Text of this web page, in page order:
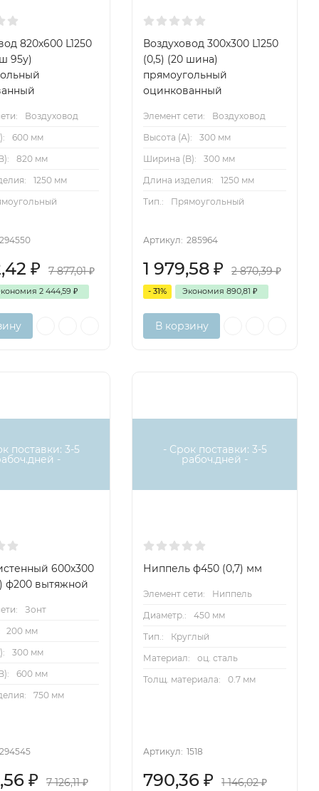
820х600 L1250
95у)
Воздуховод
600 мм
820 мм
1250 мм
294550
₽ 7 877,01₽
2 444,59₽
Воздуховод 300х300 L1250
(0,5) (20 шина)
прямоугольный
оцинкованный
Элемент сети:
Воздуховод
Высота (А):
300 мм
Ширина (B):
300 мм
Длина изделия:
1250 мм
Тип.:
Прямоугольный
Артикул: 285964
1 979,58₽ 2 870,39₽
- 31% Экономия890,81₽
В корзину
поставки: 3-5
-
600х300
ф200 вытяжной
Зонт
200 мм
300 мм
600 мм
750 мм
294545
₽ 7 126,11₽
- Срок поставки: 3-5
рабоч.дней -
Ниппель ф450 (0,7) мм
Элемент сети:
Ниппель
Диаметр.:
450 мм
Тип.:
Круглый
Материал:
оц. сталь
Толщ. материала:
0.7 мм
Артикул: 1518
790,36₽ 1 146,02₽